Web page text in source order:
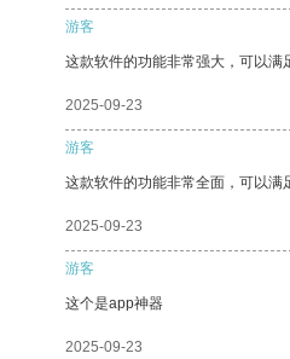
游客
这款软件的功能非常强大，可以满
2025-09-23
游客
这款软件的功能非常全面，可以满
2025-09-23
游客
这个是app神器
2025-09-23